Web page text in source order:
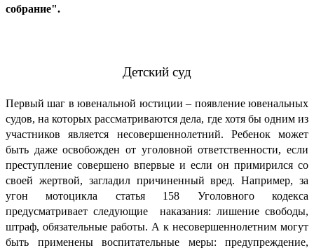
собрание".
Детский суд
Первый шаг в ювенальной юстиции – появление ювенальных
судов, на которых рассматриваются дела, где хотя бы одним из
участников является несовершеннолетний. Ребенок может
быть даже освобожден от уголовной ответственности, если
преступление совершено впервые и если он примирился со
своей жертвой, загладил причиненный вред. Например, за
угон мотоцикла статья 158 Уголовного кодекса
предусматривает следующие
наказания: лишение свободы,
штраф, обязательные работы. А к несовершеннолетним могут
быть применены воспитательные меры: предупреждение,